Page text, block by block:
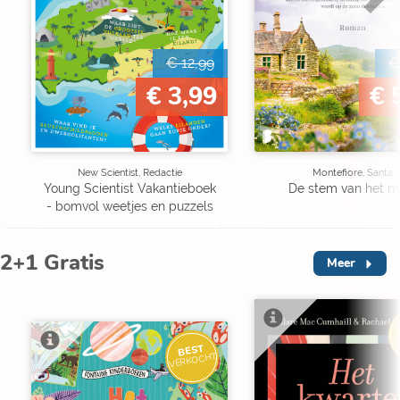
€ 12,99
€ 3,99
New Scientist, Redactie
Young Scientist Vakantieboek
- bomvol weetjes en puzzels
€
€
Montefiore, Santa
De stem van het
2+1 Gratis Meer
BEST
VERKOCHT